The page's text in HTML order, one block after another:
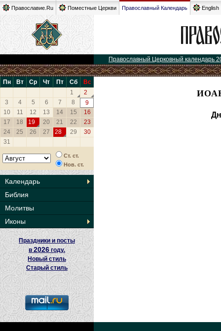
Православие.Ru Поместные Церкви Православный Календарь English
Православный Церковный календарь
Пн Вт Ср Чт Пт Сб
Вс
1
2
3
4 5 6 7 8
9
10
11 12 13 14 15
16
17
18 19 20 21 22
23
24
25 26 27 28 29
30
31
Ст. ст.
Нов. ст.
Календарь
Библия
Молитвы
Иконы
Праздники и посты
в2026 году.
Новый стиль
Старый стиль